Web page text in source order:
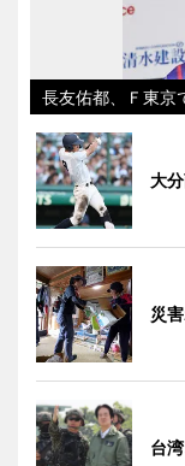
長友佑都、Ｆ東
大
災
台